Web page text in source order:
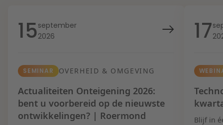
15september
2026
SEMINAR OVERHEID & OMGEVING
Actualiteiten Onteigening 2026:
bent u voorbereid op de nieuwste
ontwikkelingen? | Roermond
17
Blijf in